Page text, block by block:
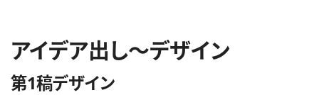
アイデア出し〜デザイン
第1稿デザイン